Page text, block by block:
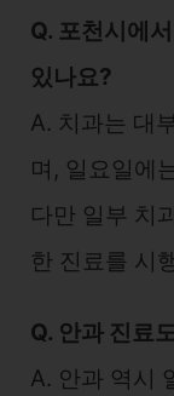
Q. 포천시에
있나요?
A. 치과는 대
며, 일요일에
다만 일부 치
한 진료를 시
Q. 안과 진료
A. 안과 역시